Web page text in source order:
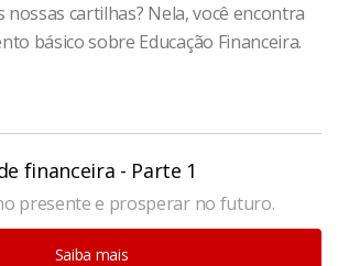
nossas cartilhas? Nela, você encontra
básico sobre Educação Financeira.
financeira - Parte 1
presente e prosperar no futuro.
Saiba mais